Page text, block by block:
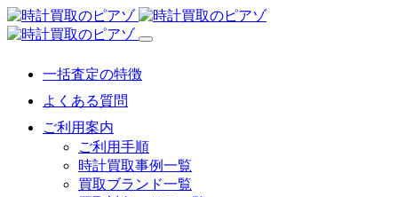
一括査定の特徴
よくある質問
ご利用案内
ご利用手順
時計買取事例一覧
買取ブランド一覧